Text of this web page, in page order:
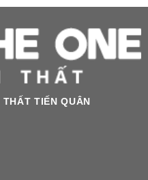
TIẾN QUÂN